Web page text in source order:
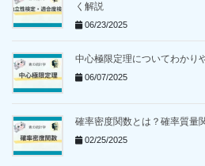
く解説
06/23/2025
中心極限定理についてわかり
06/07/2025
確率密度関数とは？確率質量
02/25/2025